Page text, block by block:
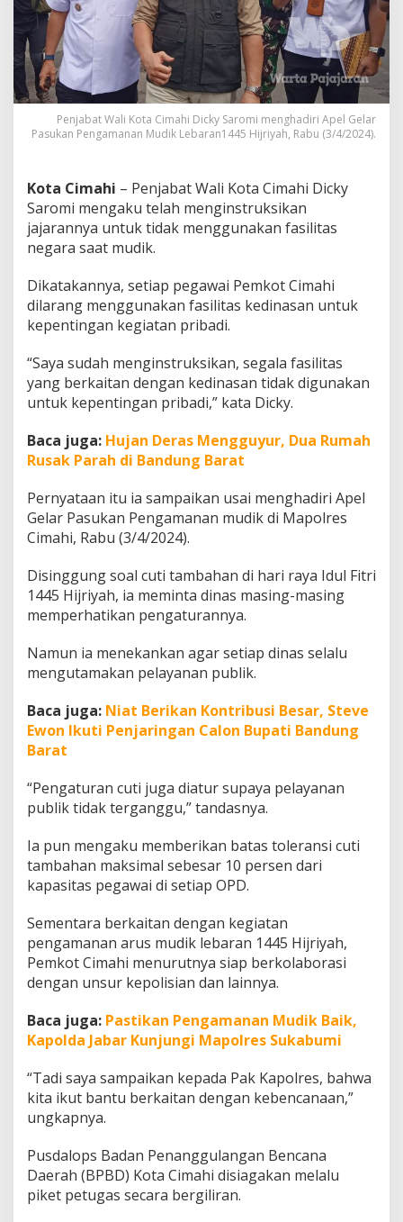
m
a
h
a
r
a
n
a
s
i
l
a
s
K
e
i
n
a
s
n
D
g
n
a
a
n
M
u
i
k
Penjabat Wali Kota Cimahi Dicky Saromi menghadiri Apel Gelar
Pasukan Pengamanan Mudik Lebaran1445 Hijriyah, Rabu (3/4/2024).
Kota Cimahi – Penjabat Wali Kota Cimahi Dicky
Saromi mengaku telah menginstruksikan
jajarannya untuk tidak menggunakan fasilitas
negara saat mudik.
Dikatakannya, setiap pegawai Pemkot Cimahi
dilarang menggunakan fasilitas kedinasan untuk
kepentingan kegiatan pribadi.
“Saya sudah menginstruksikan, segala fasilitas
yang berkaitan dengan kedinasan tidak digunakan
untuk kepentingan pribadi,” kata Dicky.
Baca juga: Hujan Deras Mengguyur, Dua Rumah
Rusak Parah di Bandung Barat
Pernyataan itu ia sampaikan usai menghadiri Apel
Gelar Pasukan Pengamanan mudik di Mapolres
Cimahi, Rabu (3/4/2024).
Disinggung soal cuti tambahan di hari raya Idul Fitri
1445 Hijriyah, ia meminta dinas masing-masing
memperhatikan pengaturannya.
Namun ia menekankan agar setiap dinas selalu
mengutamakan pelayanan publik.
Baca juga: Niat Berikan Kontribusi Besar, Steve
Ewon Ikuti Penjaringan Calon Bupati Bandung
Barat
“Pengaturan cuti juga diatur supaya pelayanan
publik tidak terganggu,” tandasnya.
Ia pun mengaku memberikan batas toleransi cuti
tambahan maksimal sebesar 10 persen dari
kapasitas pegawai di setiap OPD.
Sementara berkaitan dengan kegiatan
pengamanan arus mudik lebaran 1445 Hijriyah,
Pemkot Cimahi menurutnya siap berkolaborasi
dengan unsur kepolisian dan lainnya.
Baca juga: Pastikan Pengamanan Mudik Baik,
Kapolda Jabar Kunjungi Mapolres Sukabumi
“Tadi saya sampaikan kepada Pak Kapolres, bahwa
kita ikut bantu berkaitan dengan kebencanaan,”
ungkapnya.
Pusdalops Badan Penanggulangan Bencana
Daerah (BPBD) Kota Cimahi disiagakan melalu
piket petugas secara bergiliran.